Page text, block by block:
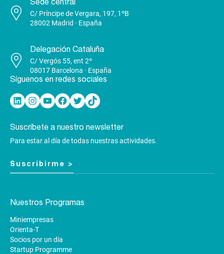
Sede central
C/ Príncipe de Vergara, 197, 1ºB
28002 Madrid · España
Delegación Cataluña
C/ Vergós 55, ent 2º
08017 Barcelona · España
Síguenos en redes sociales
Linkedin Instagram YouTube Facebook Twitter TikTok
Suscríbete a nuestro newsletter
Para estar al día de todas nuestras actividades.
Suscribirme >
Nuestros Programas
Miniempresas
Orienta-T
Socios por un día
Startup Programme